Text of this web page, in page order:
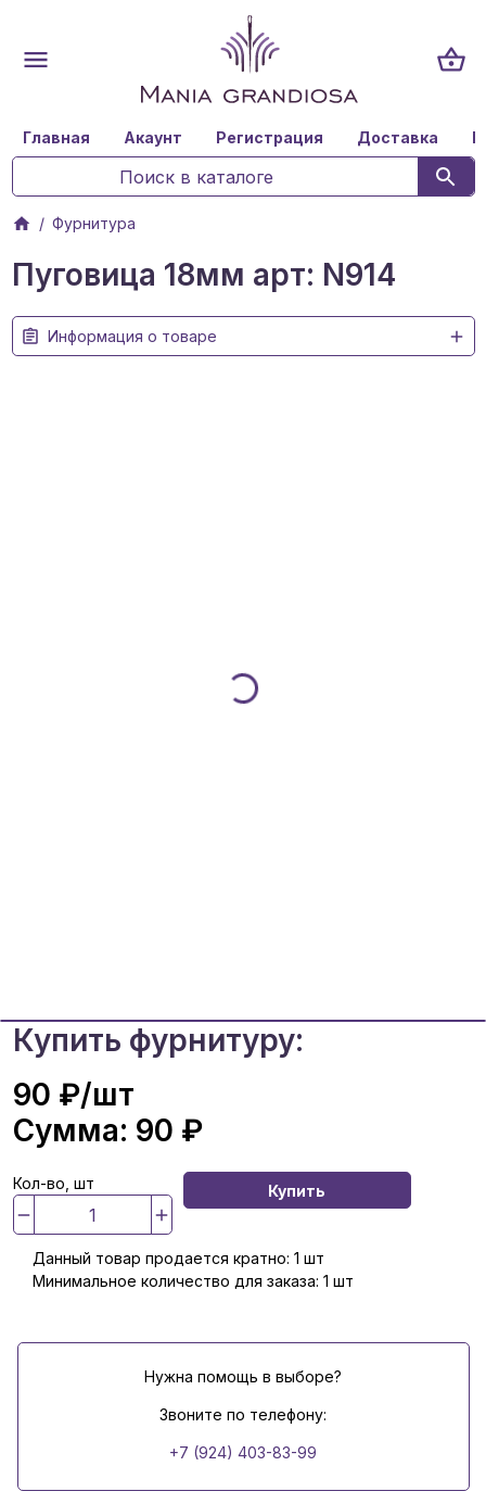
Главная Акаунт Регистрация Доставка
Фурнитура
Пуговица 18мм арт: N914
Информация о товаре
Купить фурнитуру:
90 ₽/шт
Сумма: 90 ₽
Кол-во, шт Купить
Данный товар продается кратно: 1 шт
Минимальное количество для заказа: 1 шт
Нужна помощь в выборе?
Звоните по телефону:
+7 (924) 403-83-99